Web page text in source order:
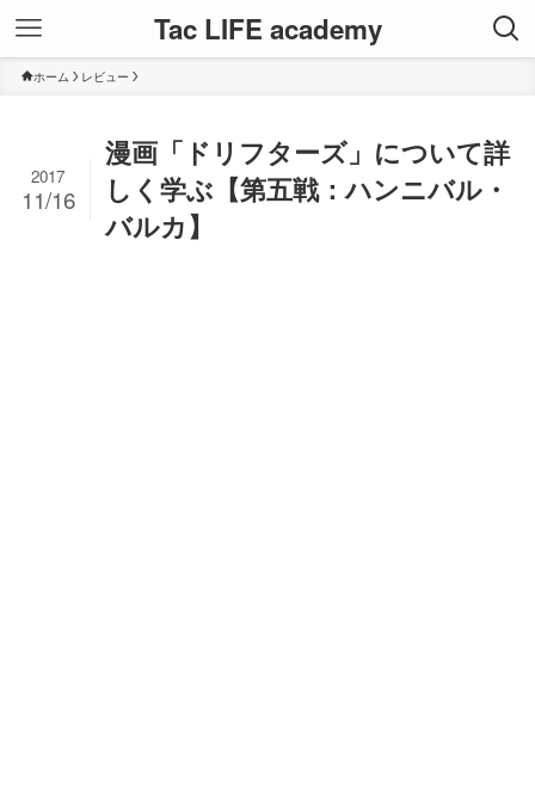
Tac LIFE academy
ホーム レビュー
漫画「ドリフターズ」について詳
しく学ぶ【第五戦：ハンニバル・
バルカ】
2017
11/16